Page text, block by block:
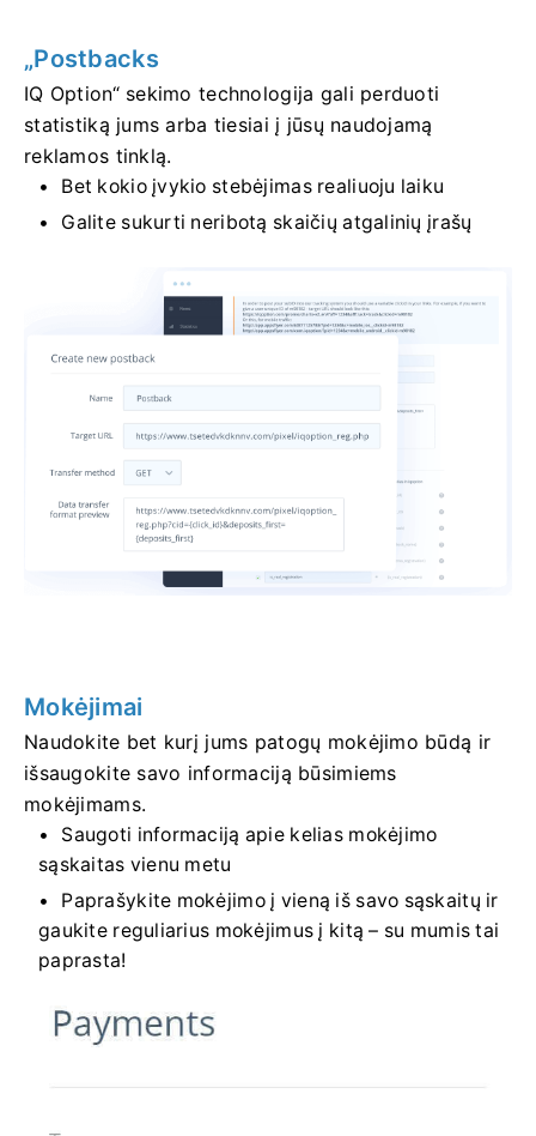
„Postbacks
IQ Option“ sekimo technologija gali perduoti
statistiką jums arba tiesiai į jūsų naudojamą
reklamos tinklą.
Bet kokio įvykio stebėjimas realiuoju laiku
Galite sukurti neribotą skaičių atgalinių įrašų
Mokėjimai
Naudokite bet kurį jums patogų mokėjimo būdą ir
išsaugokite savo informaciją būsimiems
mokėjimams.
Saugoti informaciją apie kelias mokėjimo
sąskaitas vienu metu
Paprašykite mokėjimo į vieną iš savo sąskaitų ir
gaukite reguliarius mokėjimus į kitą – su mumis tai
paprasta!